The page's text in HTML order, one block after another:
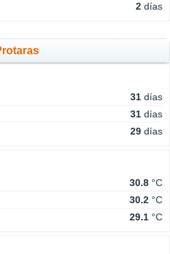
2 días
31 días
31 días
29 días
30.8 °C
30.2 °C
29.1 °C